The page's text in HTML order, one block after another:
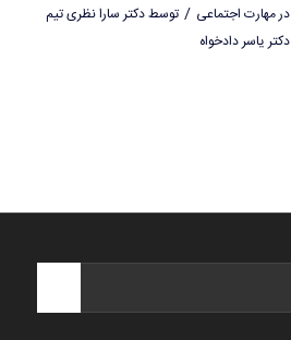
درمهارت اجتماعی / توسطدکتر سارا نظری تیم
دکتر یاسر دادخواه